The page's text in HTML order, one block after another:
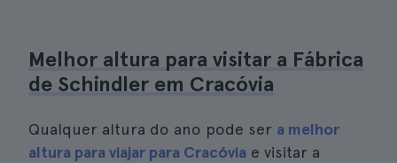
Melhor altura para visitar a Fábrica
de Schindler em Cracóvia
Qualquer altura do ano pode ser a melhor
altura para viajar para Cracóvia e visitar a